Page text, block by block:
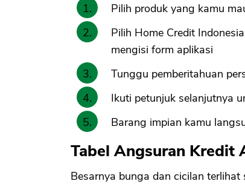
Pilih produk yang kamu
Pilih Home Credit
mengisi form aplikasi
Tunggu pemberitahuan
Ikuti petunjuk selanjutnya
Barang impian kamu
Tabel Angsuran Kredit
Besarnya bunga dan cicilan